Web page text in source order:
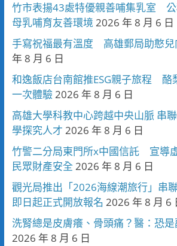
竹市表揚43處特優親善哺集乳室
母乳哺育友善環境2026 年 8 月 6 日
手寫祝福最有溫度 高雄郵局助憨兒
年 8 月 6 日
和逸飯店台南館推ESG親子旅程 酪
一次體驗2026 年 8 月 6 日
高雄大學科教中心跨越中央山脈 串
學探究人才 2026 年 8 月 6 日
竹警二分局東門所x中國信託 宣導
民眾財產安全 2026 年 8 月 6 日
觀光局推出「2026海線潮旅行」串
即日起正式開放報名 2026 年 8 月 6
洗腎總是皮膚癢、骨頭痛？醫：恐
2026 年 8 月 6 日